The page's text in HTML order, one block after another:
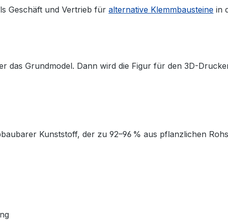
Geschäft und Vertrieb für alternative Klemmbausteine in
das Grundmodel. Dann wird die Figur für den 3D-
Kunststoff, der zu 92–96 % aus pflanzlichen